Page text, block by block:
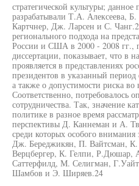
стратегической культуры; данное
разрабатывали Т.А. Алексеева,
Картчнер, Дж. Ларсен и С.
регионального подхода на
России и США в 2000 - 2008 гг.,
диссертации, показывает, что в
проявляется в представлениях
президентов в указанный
а также о допустимости риска
Соответственно, потребовалось
сотрудничества. Так, значение
политике в разное время
перспективы Д. Каннеман и А.
среди которых особого
Дж. Береджикян, П. Вайтсман,
Верцбергер, К. Гелпи,
Саттерфилд, М. Селигман,
Шамбов и Э. Ширяев.24